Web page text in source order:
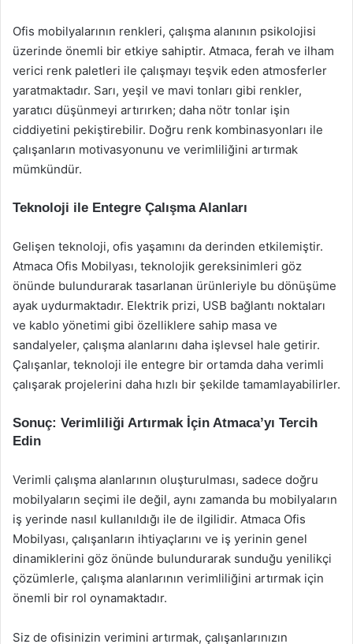
Ofis mobilyalarının renkleri, çalışma alanının psikolojisi
üzerinde önemli bir etkiye sahiptir. Atmaca, ferah ve ilham
verici renk paletleri ile çalışmayı teşvik eden atmosferler
yaratmaktadır. Sarı, yeşil ve mavi tonları gibi renkler,
yaratıcı düşünmeyi artırırken; daha nötr tonlar işin
ciddiyetini pekiştirebilir. Doğru renk kombinasyonları ile
çalışanların motivasyonunu ve verimliliğini artırmak
mümkündür.
Teknoloji ile Entegre Çalışma Alanları
Gelişen teknoloji, ofis yaşamını da derinden etkilemiştir.
Atmaca Ofis Mobilyası, teknolojik gereksinimleri göz
önünde bulundurarak tasarlanan ürünleriyle bu dönüşüme
ayak uydurmaktadır. Elektrik prizi, USB bağlantı noktaları
ve kablo yönetimi gibi özelliklere sahip masa ve
sandalyeler, çalışma alanlarını daha işlevsel hale getirir.
Çalışanlar, teknoloji ile entegre bir ortamda daha verimli
çalışarak projelerini daha hızlı bir şekilde tamamlayabilirler.
Sonuç: Verimliliği Artırmak İçin Atmaca’yı Tercih
Edin
Verimli çalışma alanlarının oluşturulması, sadece doğru
mobilyaların seçimi ile değil, aynı zamanda bu mobilyaların
iş yerinde nasıl kullanıldığı ile de ilgilidir. Atmaca Ofis
Mobilyası, çalışanların ihtiyaçlarını ve iş yerinin genel
dinamiklerini göz önünde bulundurarak sunduğu yenilikçi
çözümlerle, çalışma alanlarının verimliliğini artırmak için
önemli bir rol oynamaktadır.
Siz de ofisinizin verimini artırmak, çalışanlarınızın